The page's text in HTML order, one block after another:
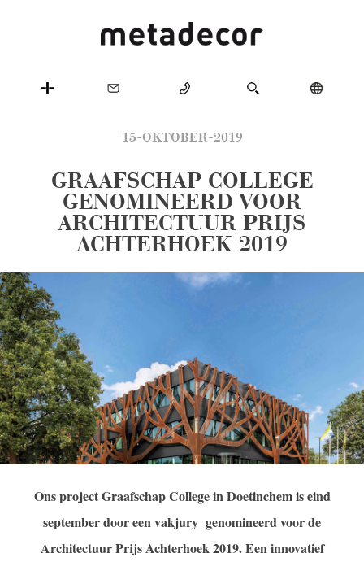
15-OKTOBER-2019
GRAAFSCHAP COLLEGE
GENOMINEERD VOOR
ARCHITECTUUR PRIJS
ACHTERHOEK 2019
Ons project Graafschap College in Doetinchem is eind
september door een vakjury genomineerd voor de
Architectuur Prijs Achterhoek 2019. Een innovatief